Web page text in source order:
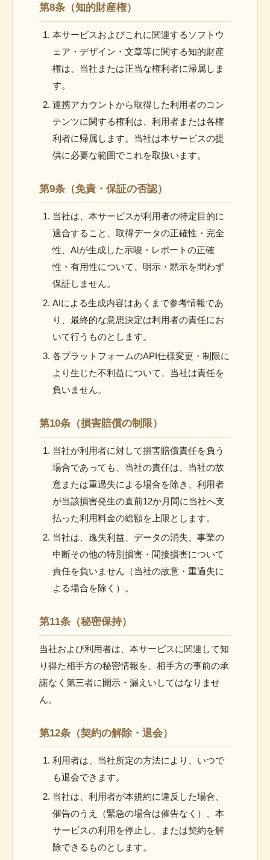
第8条（知的財産権）
本サービスおよびこれに関連するソフトウ
ェア・デザイン・文章等に関する知的財産
権は、当社または正当な権利者に帰属しま
す。
連携アカウントから取得した利用者のコン
テンツに関する権利は、利用者または各権
利者に帰属します。当社は本サービスの提
供に必要な範囲でこれを取扱います。
第9条（免責・保証の否認）
当社は、本サービスが利用者の特定目的に
適合すること、取得データの正確性・完全
性、AIが生成した示唆・レポートの正確
性・有用性について、明示・黙示を問わず
保証しません。
AIによる生成内容はあくまで参考情報であ
り、最終的な意思決定は利用者の責任にお
いて行うものとします。
各プラットフォームのAPI仕様変更・制限に
より生じた不利益について、当社は責任を
負いません。
第10条（損害賠償の制限）
当社が利用者に対して損害賠償責任を負う
場合であっても、当社の責任は、当社の故
意または重過失による場合を除き、利用者
が当該損害発生の直前12か月間に当社へ支
払った利用料金の総額を上限とします。
当社は、逸失利益、データの消失、事業の
中断その他の特別損害・間接損害について
責任を負いません（当社の故意・重過失に
よる場合を除く）。
第11条（秘密保持）
当社および利用者は、本サービスに関連して知
り得た相手方の秘密情報を、相手方の事前の承
諾なく第三者に開示・漏えいしてはなりませ
ん。
第12条（契約の解除・退会）
利用者は、当社所定の方法により、いつで
も退会できます。
当社は、利用者が本規約に違反した場合、
催告のうえ（緊急の場合は催告なく）、本
サービスの利用を停止し、または契約を解
除できるものとします。